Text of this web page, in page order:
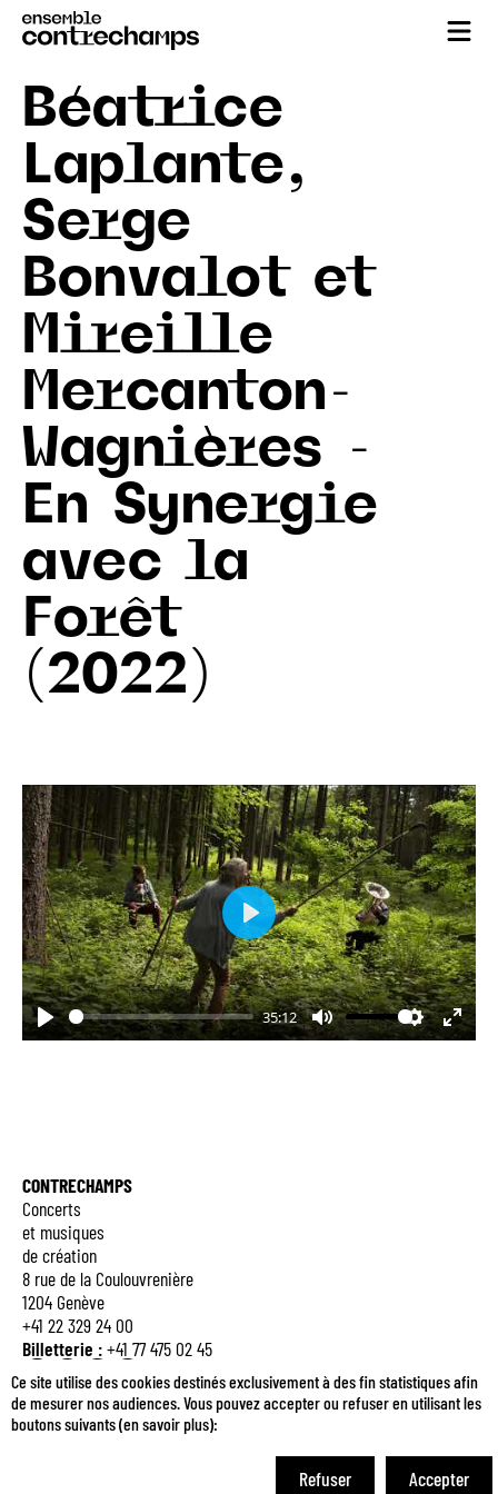
Ce site utilise des cookies destinés exclusivement à des fin statistiques afin
de mesurer nos audiences. Vous pouvez accepter ou refuser en utilisant les
boutons suivants (en savoir plus):
Refuser Accepter
Béatrice
Laplante,
Serge
Bonvalot et
Mireille
Mercanton-
Wagnières -
En Synergie
avec la
Forêt
(2022)
Play
35:12
Mute Settings
Enter
Play
CONTRECHAMPS
Concerts
et musiques
de création
8 rue de la Coulouvrenière
1204 Genève
+41 22 329 24 00
Billetterie :+41 77 475 02 45
QEMB